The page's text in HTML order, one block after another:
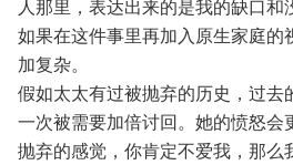
人那里，表达出来的是我的缺口和
如果在这件事里再加入原生家庭的
加复杂。
假如太太有过被抛弃的历史，过去
一次被需要加倍讨回。她的愤怒会
抛弃的感觉，你肯定不爱我，那么